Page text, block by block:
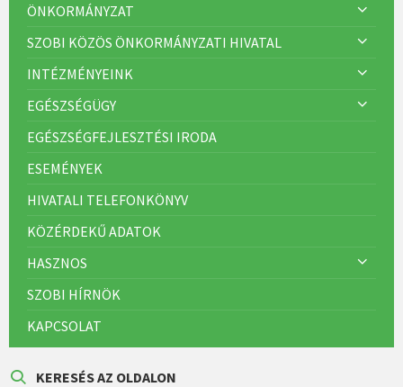
ÖNKORMÁNYZAT
SZOBI KÖZÖS ÖNKORMÁNYZATI HIVATAL
INTÉZMÉNYEINK
EGÉSZSÉGÜGY
EGÉSZSÉGFEJLESZTÉSI IRODA
ESEMÉNYEK
HIVATALI TELEFONKÖNYV
KÖZÉRDEKŰ ADATOK
HASZNOS
SZOBI HÍRNÖK
KAPCSOLAT
KERESÉS AZ OLDALON